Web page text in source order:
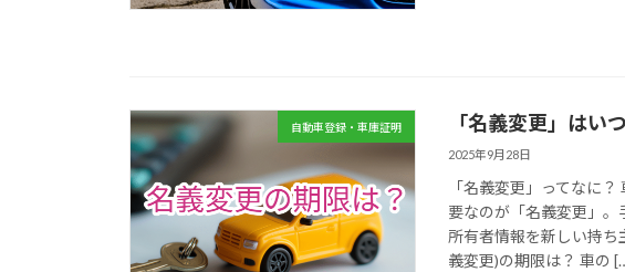
自動車登録・車庫証明 「名義変更」はい
2025年9月28日
「名義変更」ってなに
要なのが「名義変更」
所有者情報を新しい持ち
義変更)の期限は？ 車の